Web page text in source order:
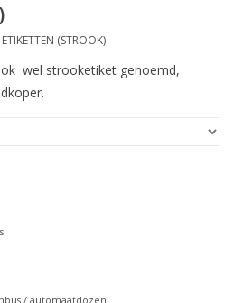
ETIKETTEN (STROOK)
wel strooketiket genoemd,
/ automaatdozen